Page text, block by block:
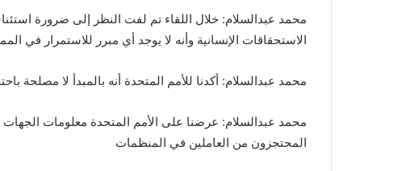
محمد عبدالسلام: خلال اللقاء تم لفت النظر إلى ضرورة
الاستحقاقات الإنسانية وأنه لا يوجد أي مبرر للاستمرار في
محمد عبدالسلام: أكدنا للأمم المتحدة أنه بالمبدأ لا
محمد عبدالسلام: عرضنا على الأمم المتحدة معلومات الجهات
المحتجزون من العاملين في المنظمات